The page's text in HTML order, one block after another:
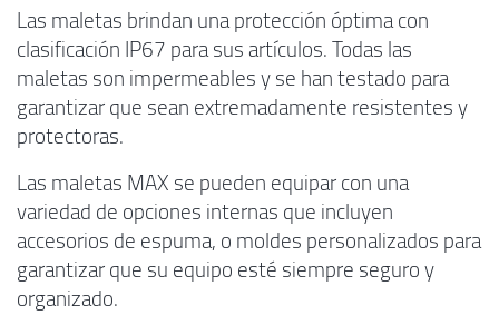
Las maletas brindan una protección óptima con
clasificación IP67 para sus artículos. Todas las
maletas son impermeables y se han testado para
garantizar que sean extremadamente resistentes y
protectoras.
Las maletas MAX se pueden equipar con una
variedad de opciones internas que incluyen
accesorios de espuma, o moldes personalizados para
garantizar que su equipo esté siempre seguro y
organizado.